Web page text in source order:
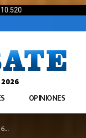
OPINIONES